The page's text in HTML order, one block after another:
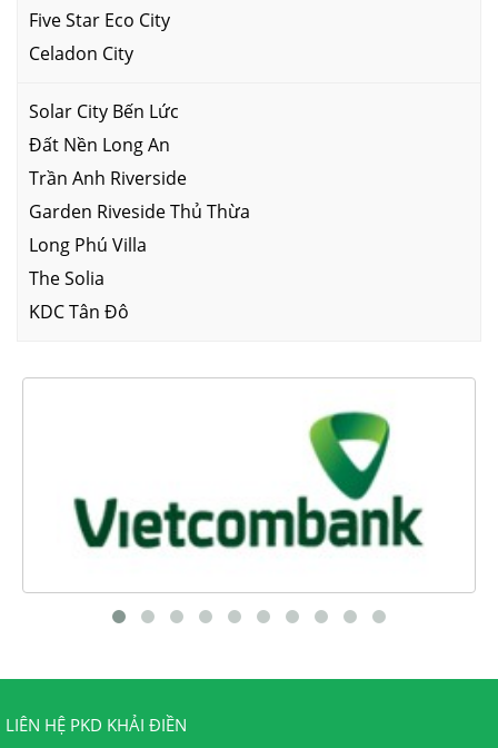
Five Star Eco City
Celadon City
Solar City Bến Lức
Đất Nền Long An
Trần Anh Riverside
Garden Riveside Thủ Thừa
Long Phú Villa
The Solia
KDC Tân Đô
LIÊN HỆ PKD KHẢI ĐIỀN